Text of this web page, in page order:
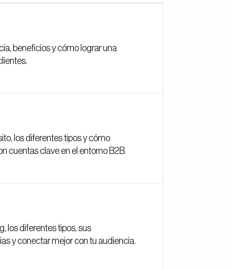
beneficios y cómo lograr una
los diferentes tipos y cómo
cuentas clave en el entorno B2B.
los diferentes tipos, sus
y conectar mejor con tu audiencia.